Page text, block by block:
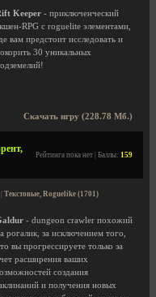
Keeper - приключенческий
RPG с roguelite элементами,
вам предстоит исследовать и
30 уникальных
Скачать игру (228.78 Мб.)
Рейтинга пока нет | Баллы: 159
Текстовые, Roguelike (1701)
- dungeon crawler похожий
рогалик, за исключением того,
вы прогрессируете только за
расширения ваших
создания
и получения новых